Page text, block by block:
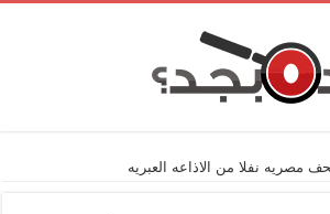
مصريه نفلا من الاذاعه العبريه